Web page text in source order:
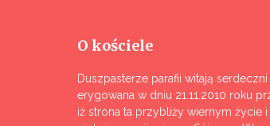
O kościele
Duszpasterze parafii witają
erygowana w dniu 21.11.2010 roku
iż strona ta przybliży wiernym życie